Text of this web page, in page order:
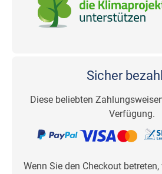
Sicher
Diese beliebten
Verfügung.
Wenn Sie den Checkout betreten,